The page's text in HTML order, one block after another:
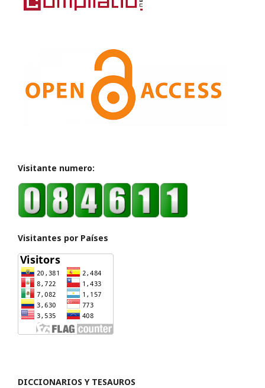
Visitante numero:
Visitantes por Países
DICCIONARIOS Y TESAUROS